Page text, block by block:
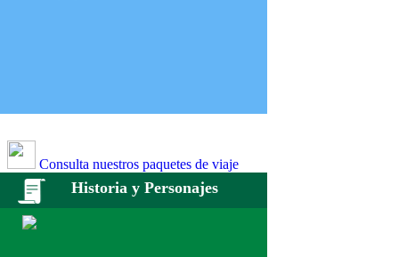
Consulta nuestros paquetes de viaje
Historia y Personajes